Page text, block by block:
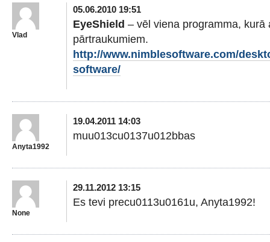
Vlad
05.06.2010 19:51
EyeShield – vēl viena programma, kurā
pārtraukumiem.
http://www.nimblesoftware.com/
software/
Anyta1992
19.04.2011 14:03
muu013cu0137u012bbas
None
29.11.2012 13:15
Es tevi precu0113u0161u, Anyta1992!